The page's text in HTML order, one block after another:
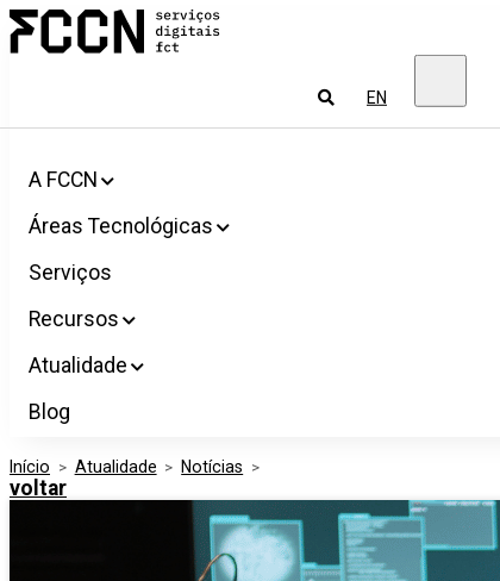
Salta
para
Pesquisar
EN
A FCCN
Áreas Tecnológicas
Serviços
Recursos
Atualidade
Blog
Início > Atualidade > Notícias >
voltar